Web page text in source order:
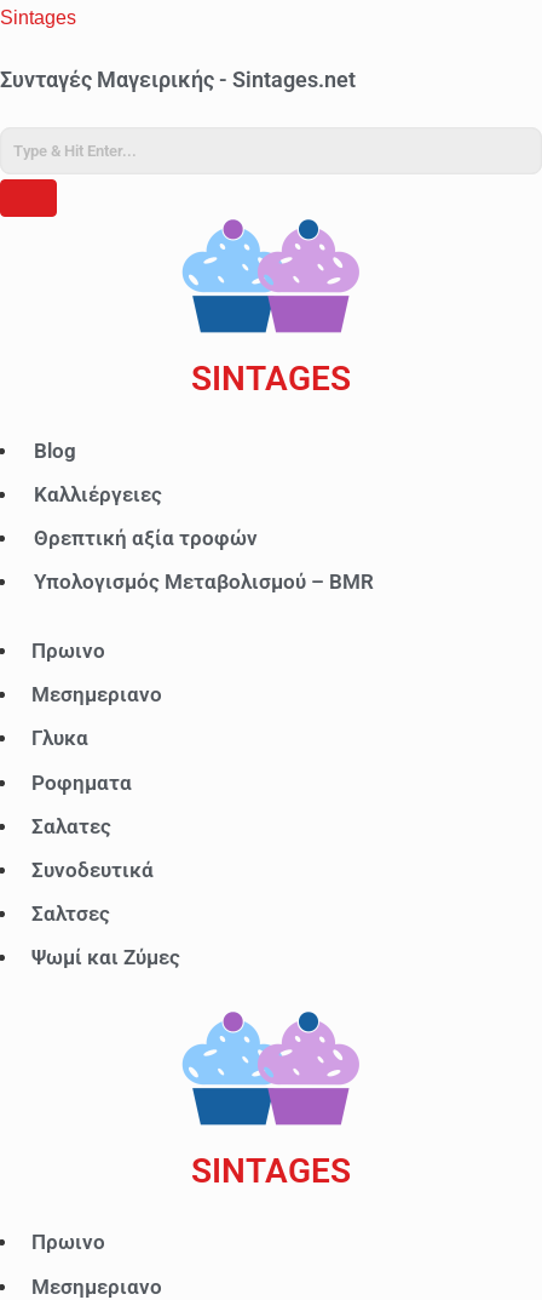
Sintages
Συνταγές Μαγειρικής - Sintages.net
SINTAGES
ΜενούBlog
Καλλιέργειες
Θρεπτική αξία τροφών
Υπολογισμός Μεταβολισμού – BMR
ΜενούΠρωινο
Μεσημεριανο
Γλυκα
Ροφηματα
Σαλατες
Συνοδευτικά
Σαλτσες
Ψωμί και Ζύμες
SINTAGES
ΜενούΠρωινο
Μεσημεριανο